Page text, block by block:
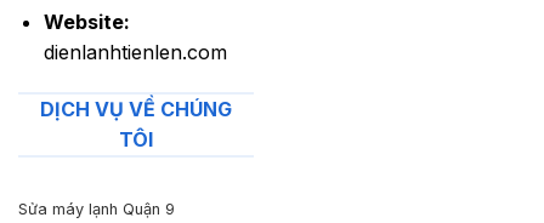
Website:
dienlanhtienlen.com
DỊCH VỤ VỀ CHÚNG
TÔI
Sửa máy lạnh Quận 9